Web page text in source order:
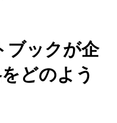
ブックが企
どのよう